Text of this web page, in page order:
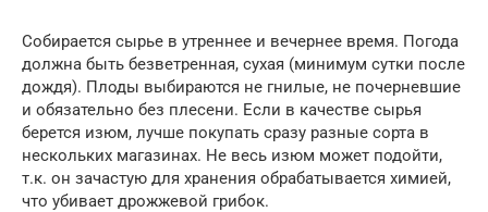
Собирается сырье в утреннее и вечернее время. Погода
должна быть безветренная, сухая (минимум сутки после
дождя). Плоды выбираются не гнилые, не почерневшие
и обязательно без плесени. Если в качестве сырья
берется изюм, лучше покупать сразу разные сорта в
нескольких магазинах. Не весь изюм может подойти,
т.к. он зачастую для хранения обрабатывается химией,
что убивает дрожжевой грибок.